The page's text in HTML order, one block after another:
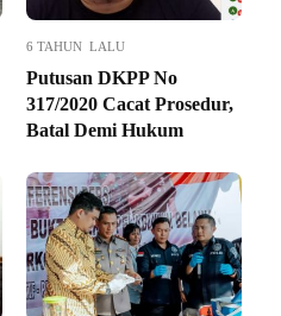
6 TAHUN LALU
Putusan DKPP No
317/2020 Cacat Prosedur,
Batal Demi Hukum